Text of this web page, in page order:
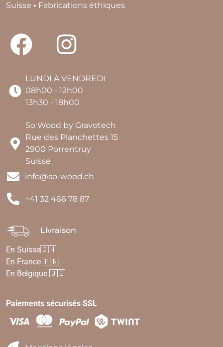
Suisse • Fabrications éthiques
LUNDI À VENDREDI
08h00 - 12h00
13h30 - 18h00
So Wood by Gravotech
Rue des Planchettes 15
2900 Porrentruy
Suisse
info@so-wood.ch
+41 32 466 78 87
Livraison
En Suisse🇨🇭
En France 🇫🇷
En Belgique 🇧🇪
Paiements sécurisés SSL